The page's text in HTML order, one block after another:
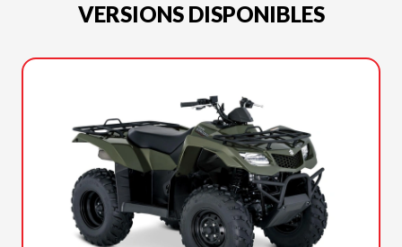
VERSIONS DISPONIBLES